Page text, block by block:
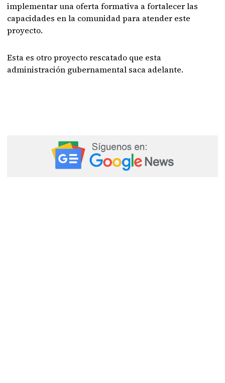
implementar una oferta formativa a fortalecer las
capacidades en la comunidad para atender este
proyecto.
Esta es otro proyecto rescatado que esta
administración gubernamental saca adelante.